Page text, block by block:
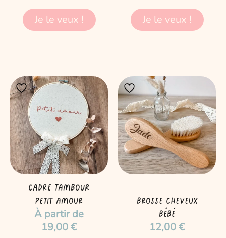
Je le veux !
du
produit
Je le veux !
du
produit
Cadre tambour
Petit amour
À partir de
19,00€
Ce
produit
a
plusieurs
variations.
Les
options
peuvent
être
choisies
sur
la
Brosse cheveux
Bébé
12,00€